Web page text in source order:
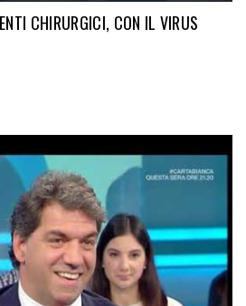
CHIRURGICI, CON IL VIRUS